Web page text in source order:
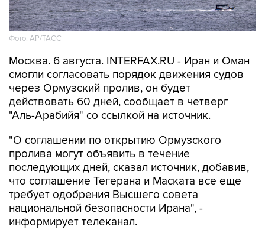
Фото: AP/ТАСС
Москва. 6 августа. INTERFAX.RU - Иран и Оман
смогли согласовать порядок движения судов
через Ормузский пролив, он будет
действовать 60 дней, сообщает в четверг
"Аль-Арабийя" со ссылкой на источник.
"О соглашении по открытию Ормузского
пролива могут объявить в течение
последующих дней, сказал источник, добавив,
что соглашение Тегерана и Маската все еще
требует одобрения Высшего совета
национальной безопасности Ирана", -
информирует телеканал.